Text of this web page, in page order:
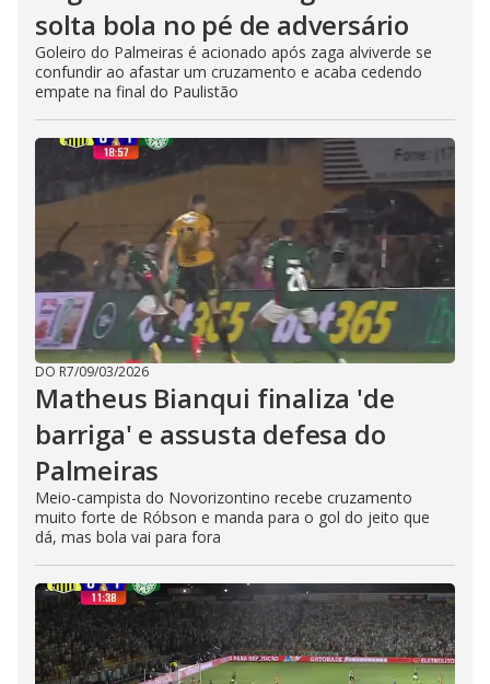
solta bola no pé de adversário
Goleiro do Palmeiras é acionado após zaga alviverde se
confundir ao afastar um cruzamento e acaba cedendo
empate na final do Paulistão
DO R7/09/03/2026
Matheus Bianqui finaliza 'de
barriga' e assusta defesa do
Palmeiras
Meio-campista do Novorizontino recebe cruzamento
muito forte de Róbson e manda para o gol do jeito que
dá, mas bola vai para fora